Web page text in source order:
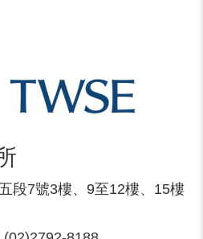
段7號3樓、9至12樓、15樓